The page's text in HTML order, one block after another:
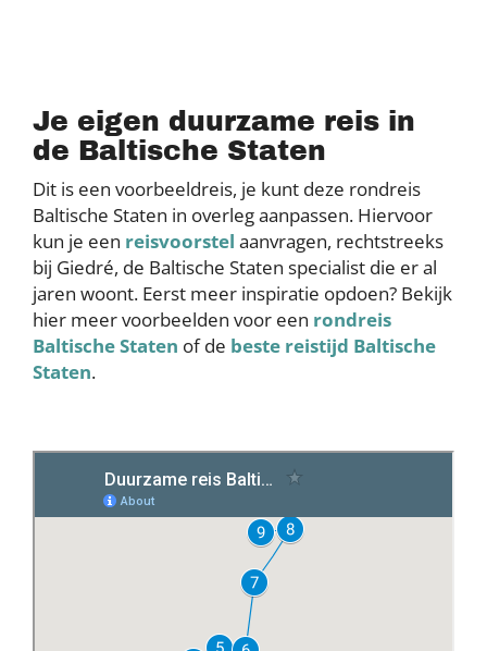
Je eigen duurzame reis in
de Baltische Staten
Dit is een voorbeeldreis, je kunt deze rondreis
Baltische Staten in overleg aanpassen. Hiervoor
kun je een reisvoorstel aanvragen, rechtstreeks
bij Giedré, de Baltische Staten specialist die er al
jaren woont. Eerst meer inspiratie opdoen? Bekijk
hier meer voorbeelden voor een rondreis
Baltische Staten of de beste reistijd Baltische
Staten.